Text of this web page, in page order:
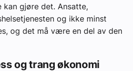
gjøre det. Ansatte,
og ikke minst
og det må være en del av den
og trang økonomi